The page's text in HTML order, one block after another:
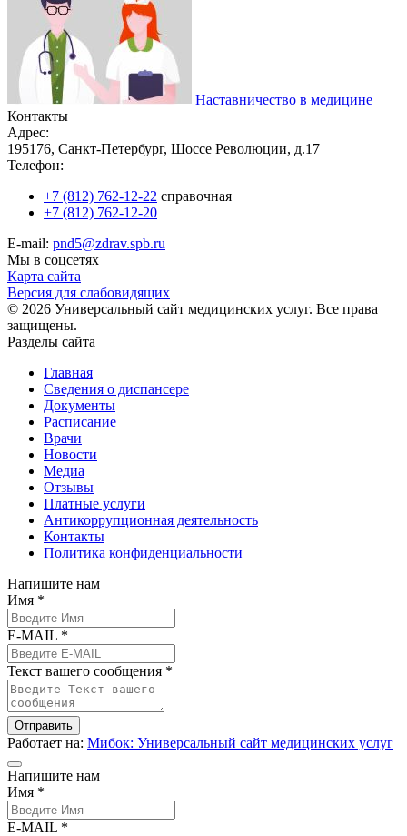
Наставничество в медицине
Контакты
Адрес:
195176, Санкт-Петербург, Шоссе Революции, д.17
Телефон:
+7 (812) 762-12-22 справочная
+7 (812) 762-12-20
E-mail: pnd5@zdrav.spb.ru
Мы в соцсетях
Карта сайта
Версия для слабовидящих
© 2026 Универсальный сайт медицинских услуг. Все права
защищены.
Разделы сайта
Главная
Сведения о диспансере
Документы
Расписание
Врачи
Новости
Медиа
Отзывы
Платные услуги
Антикоррупционная деятельность
Контакты
Политика конфиденциальности
Напишите нам
Имя *
E-MAIL *
Текст вашего сообщения *
Отправить
Работает на: Мибок: Универсальный сайт медицинских услуг
Напишите нам
Имя *
E-MAIL *